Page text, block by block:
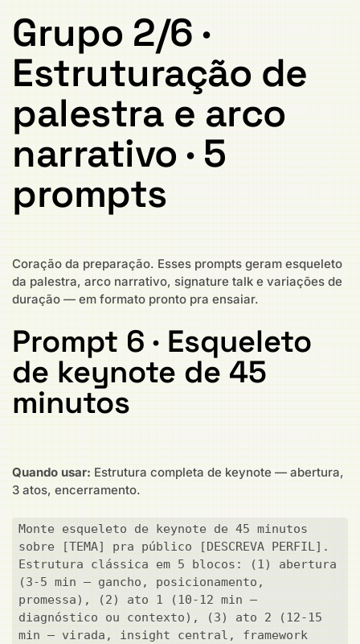
Grupo 2/6 ·
Estruturação de
palestra e arco
narrativo · 5
prompts
Coração da preparação. Esses prompts geram esqueleto
da palestra, arco narrativo, signature talk e variações de
duração — em formato pronto pra ensaiar.
Prompt 6 · Esqueleto
de keynote de 45
minutos
Quando usar: Estrutura completa de keynote — abertura,
3 atos, encerramento.
Monte esqueleto de keynote de 45 minutos
sobre [TEMA] pra público [DESCREVA PERFIL].
Estrutura clássica em 5 blocos: (1) abertura
(3-5 min — gancho, posicionamento,
promessa), (2) ato 1 (10-12 min —
diagnóstico ou contexto), (3) ato 2 (12-15
min — virada, insight central, framework